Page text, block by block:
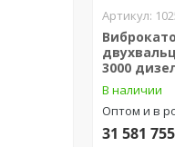
3000
В наличии
Оптом и в
31 581